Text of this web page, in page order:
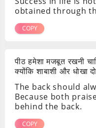
obtained through
COPY
पीठ हमेशा मजबूत रखनी
क्योंकि शाबाशी और धोखा
The back should
Because both
behind the back.
COPY